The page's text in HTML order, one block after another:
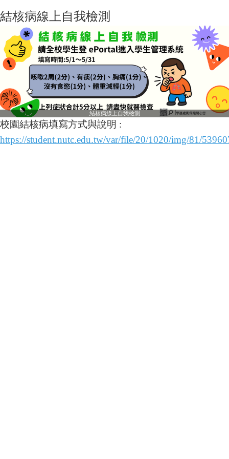
結核病線上自我檢測
結核病線上自我檢測
校園結核病填寫方式與說明 :
https://student.nutc.edu.tw/var/file/20/1020/img/81/